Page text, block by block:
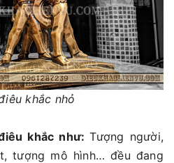
khắc nhỏ
khắc như:Tượng người,
tượng mô hình… đều đang